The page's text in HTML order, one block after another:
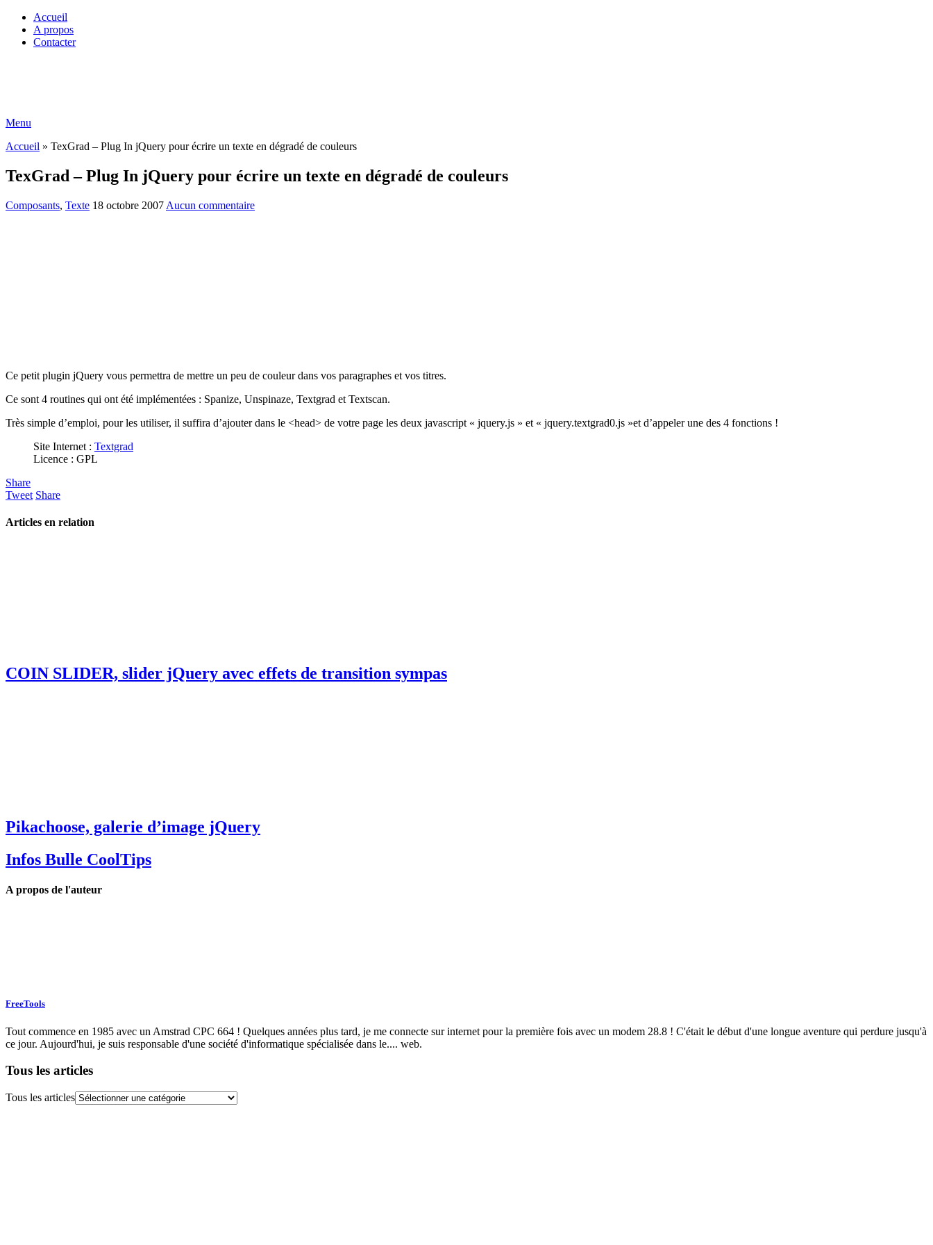
Accueil
A propos
Contacter
Menu
Accueil » TexGrad – Plug In jQuery pour écrire un texte en dégradé de couleurs
TexGrad – Plug In jQuery pour écrire un texte en dégradé de couleurs
Composants, Texte 18 octobre 2007 Aucun commentaire
Ce petit plugin jQuery vous permettra de mettre un peu de couleur dans vos paragraphes et vos titres.
Ce sont 4 routines qui ont été implémentées : Spanize, Unspinaze, Textgrad et Textscan.
Très simple d’emploi, pour les utiliser, il suffira d’ajouter dans le <head> de votre page les deux javascript « jquery.js » et « jquery.textgrad0.js »et d’appeler une des 4 fonctions !
Site Internet : Textgrad
Licence : GPL
Share
Tweet Share
Articles en relation
COIN SLIDER, slider jQuery avec effets de transition sympas
Pikachoose, galerie d’image jQuery
Infos Bulle CoolTips
A propos de l'auteur
FreeTools
Tout commence en 1985 avec un Amstrad CPC 664 ! Quelques années plus tard, je me connecte sur internet pour la première fois avec un modem 28.8 ! C'était le début d'une longue aventure qui perdure jusqu'à
ce jour. Aujourd'hui, je suis responsable d'une société d'informatique spécialisée dans le.... web.
Tous les articles
Tous les articles